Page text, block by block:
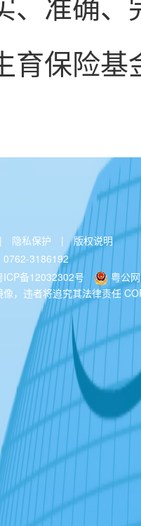
| 隐私保护 |
版权说明
0762-3186192
ICP备12032302号
粤公
，违者将追究其法律责任